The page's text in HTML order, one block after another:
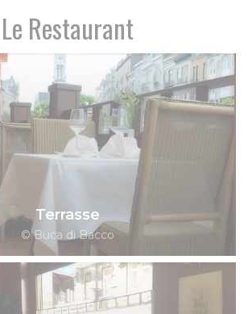
Le Restaurant
Terrasse
© Buca di Bacco